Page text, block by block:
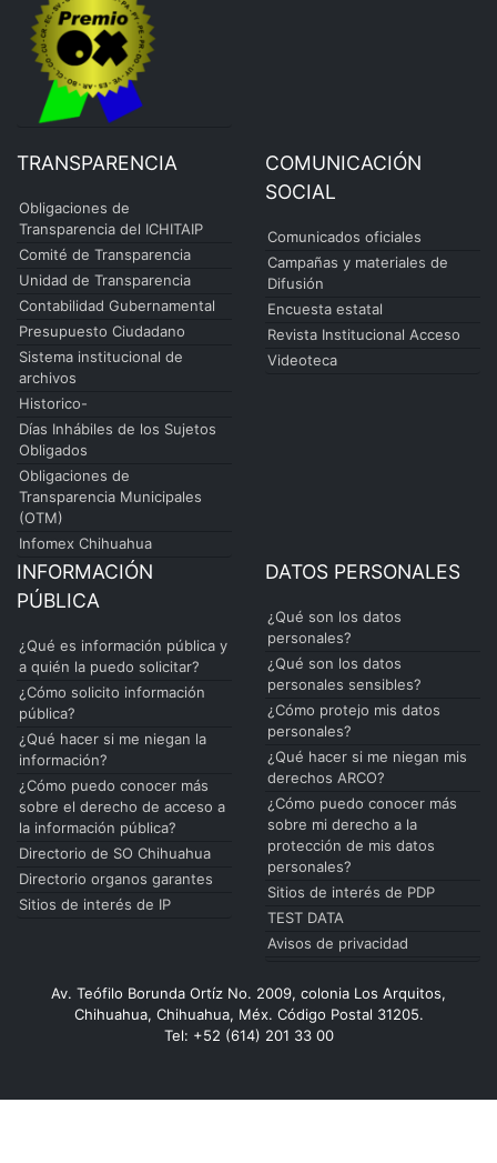
TRANSPARENCIA
Obligaciones de
Transparencia del ICHITAIP
Comité de Transparencia
Unidad de Transparencia
Contabilidad Gubernamental
Presupuesto Ciudadano
Sistema institucional de
archivos
Historico-
Días Inhábiles de los Sujetos
Obligados
Obligaciones de
Transparencia Municipales
(OTM)
Infomex Chihuahua
COMUNICACIÓN
SOCIAL
Comunicados oficiales
Campañas y materiales de
Difusión
Encuesta estatal
Revista Institucional Acceso
Videoteca
INFORMACIÓN
PÚBLICA
¿Qué es información pública y
a quién la puedo solicitar?
¿Cómo solicito información
pública?
¿Qué hacer si me niegan la
información?
¿Cómo puedo conocer más
sobre el derecho de acceso a
la información pública?
Directorio de SO Chihuahua
Directorio organos garantes
Sitios de interés de IP
DATOS PERSONALES
¿Qué son los datos
personales?
¿Qué son los datos
personales sensibles?
¿Cómo protejo mis datos
personales?
¿Qué hacer si me niegan mis
derechos ARCO?
¿Cómo puedo conocer más
sobre mi derecho a la
protección de mis datos
personales?
Sitios de interés de PDP
TEST DATA
Avisos de privacidad
Av. Teófilo Borunda Ortíz No. 2009, colonia Los Arquitos,
Chihuahua, Chihuahua, Méx. Código Postal 31205.
Tel: +52 (614) 201 33 00